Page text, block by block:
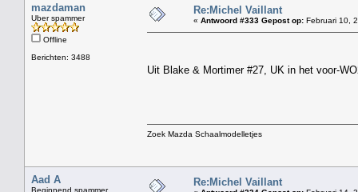
mazdaman
Uber spammer
Offline
Berichten: 3488
Re:Michel Vaillant
« Antwoord #333 Gepost op: Februari 10,
Uit Blake & Mortimer #27, UK in het voor-
Zoek Mazda Schaalmodelletjes
Aad A
Beginnend spammer
Re:Michel Vaillant